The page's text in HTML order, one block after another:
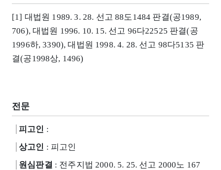
[1] 대법원 1989. 3. 28. 선고 88도1484 판결(공1989,
706), 대법원 1996. 10. 15. 선고 96다22525 판결(공
1996하, 3390), 대법원 1998. 4. 28. 선고 98다5135 판
결(공1998상, 1496)
전문
피고인 :
상고인 : 피고인
원심판결 : 전주지법 2000. 5. 25. 선고 2000노 167